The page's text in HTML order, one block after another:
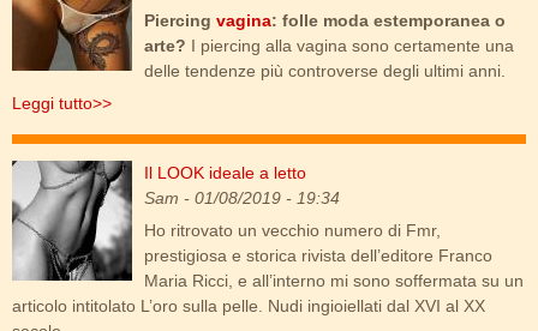
Piercing vagina: folle moda estemporanea o
arte? I piercing alla vagina sono certamente una
delle tendenze più controverse degli ultimi anni.
Leggi tutto>>
jewels.jpg
Il LOOK ideale a letto
Sam - 01/08/2019 - 19:34
Ho ritrovato un vecchio numero di Fmr,
prestigiosa e storica rivista dell’editore Franco
Maria Ricci, e all’interno mi sono soffermata su un
articolo intitolato L’oro sulla pelle. Nudi ingioiellati dal XVI al XX